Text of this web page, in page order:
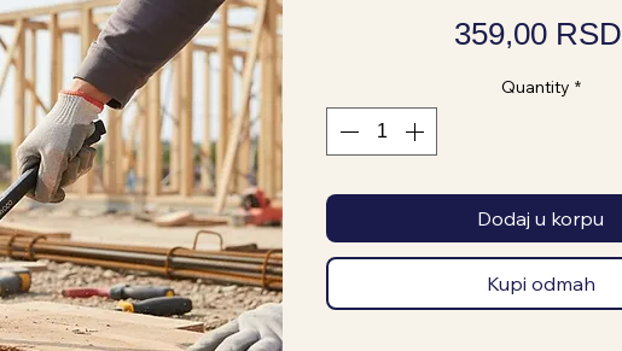
359,00 RSD
Quantity *
Dodaj u korpu
Kupi odmah